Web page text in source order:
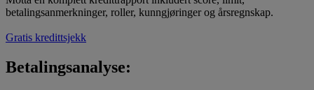
betalingsanmerkninger, roller, kunngjøringer og årsregnskap.
Gratis kredittsjekk
Betalingsanalyse: